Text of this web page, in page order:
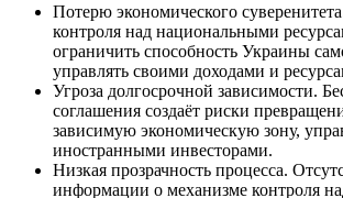
Потерю экономического
контроля над национальными
ограничить способность Украины
управлять своими доходами и
Угроза долгосрочной зависимости.
соглашения создаёт риски
зависимую экономическую зону,
иностранными инвесторами.
Низкая прозрачность процесса.
информации о механизме контроля